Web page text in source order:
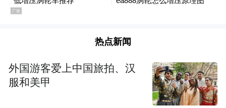
热点新闻
外国游客爱上中国旅拍、汉
服和美甲